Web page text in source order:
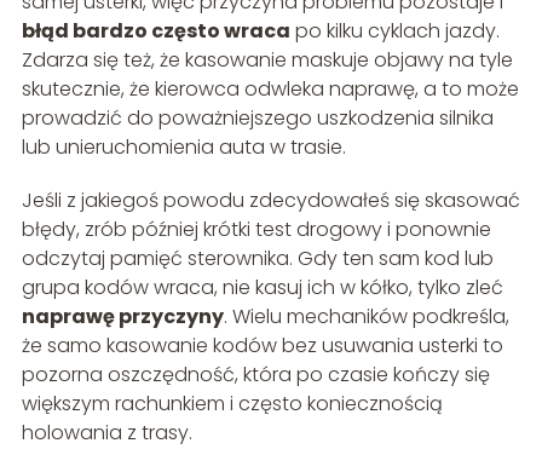
błąd bardzo często wraca po kilku cyklach jazdy.
Zdarza się też, że kasowanie maskuje objawy na tyle
skutecznie, że kierowca odwleka naprawę, a to może
prowadzić do poważniejszego uszkodzenia silnika
lub unieruchomienia auta w trasie.
Jeśli z jakiegoś powodu zdecydowałeś się skasować
błędy, zrób później krótki test drogowy i ponownie
odczytaj pamięć sterownika. Gdy ten sam kod lub
grupa kodów wraca, nie kasuj ich w kółko, tylko zleć
naprawę przyczyny. Wielu mechaników podkreśla,
że samo kasowanie kodów bez usuwania usterki to
pozorna oszczędność, która po czasie kończy się
większym rachunkiem i często koniecznością
holowania z trasy.